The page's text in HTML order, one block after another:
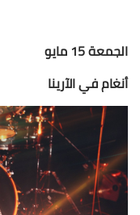
الجمعة 15 مايو
أنغام في الآرينا